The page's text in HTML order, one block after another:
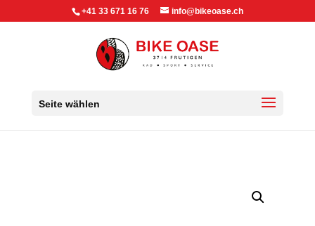
+41 33 671 16 76 info@bikeoase.ch
Seite wählen